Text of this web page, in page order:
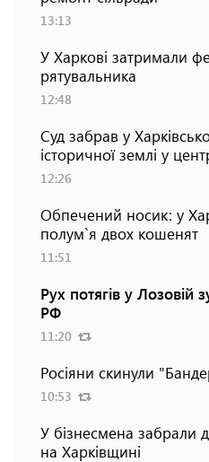
13:13
У Харкові затримали
рятувальника
12:48
Суд забрав у
історичної землі у
12:26
Обпечений носик: у
полум`я двох кошенят
11:51
Рух потягів у Лозовій
РФ
11:20
Росіяни скинули
10:53
У бізнесмена забрали
на Харківщині